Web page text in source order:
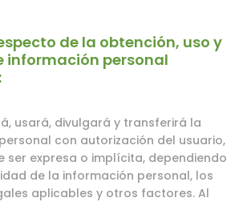
de la obtención, uso y
información personal
usará, divulgará y transferirá la
con autorización del usuario,
ser expresa o implícita, dependiendo
de la información personal, los
aplicables y otros factores. Al